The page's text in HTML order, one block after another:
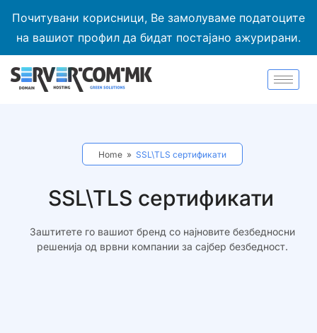
Почитувани корисници, Ве замолуваме податоците
на вашиот профил да бидат постајано ажурирани.
Home» SSL\TLS сертификати
SSL\TLS сертификати
Заштитете го вашиот бренд со најновите безбедносни
решенија од врвни компании за сајбер безбедност.